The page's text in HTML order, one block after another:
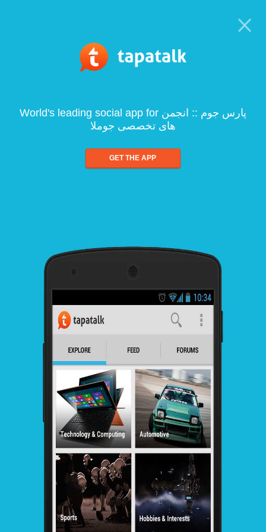
World's leading social app for پارس جوم :: انجمن
های تخصصی جوملا
GET THE APP